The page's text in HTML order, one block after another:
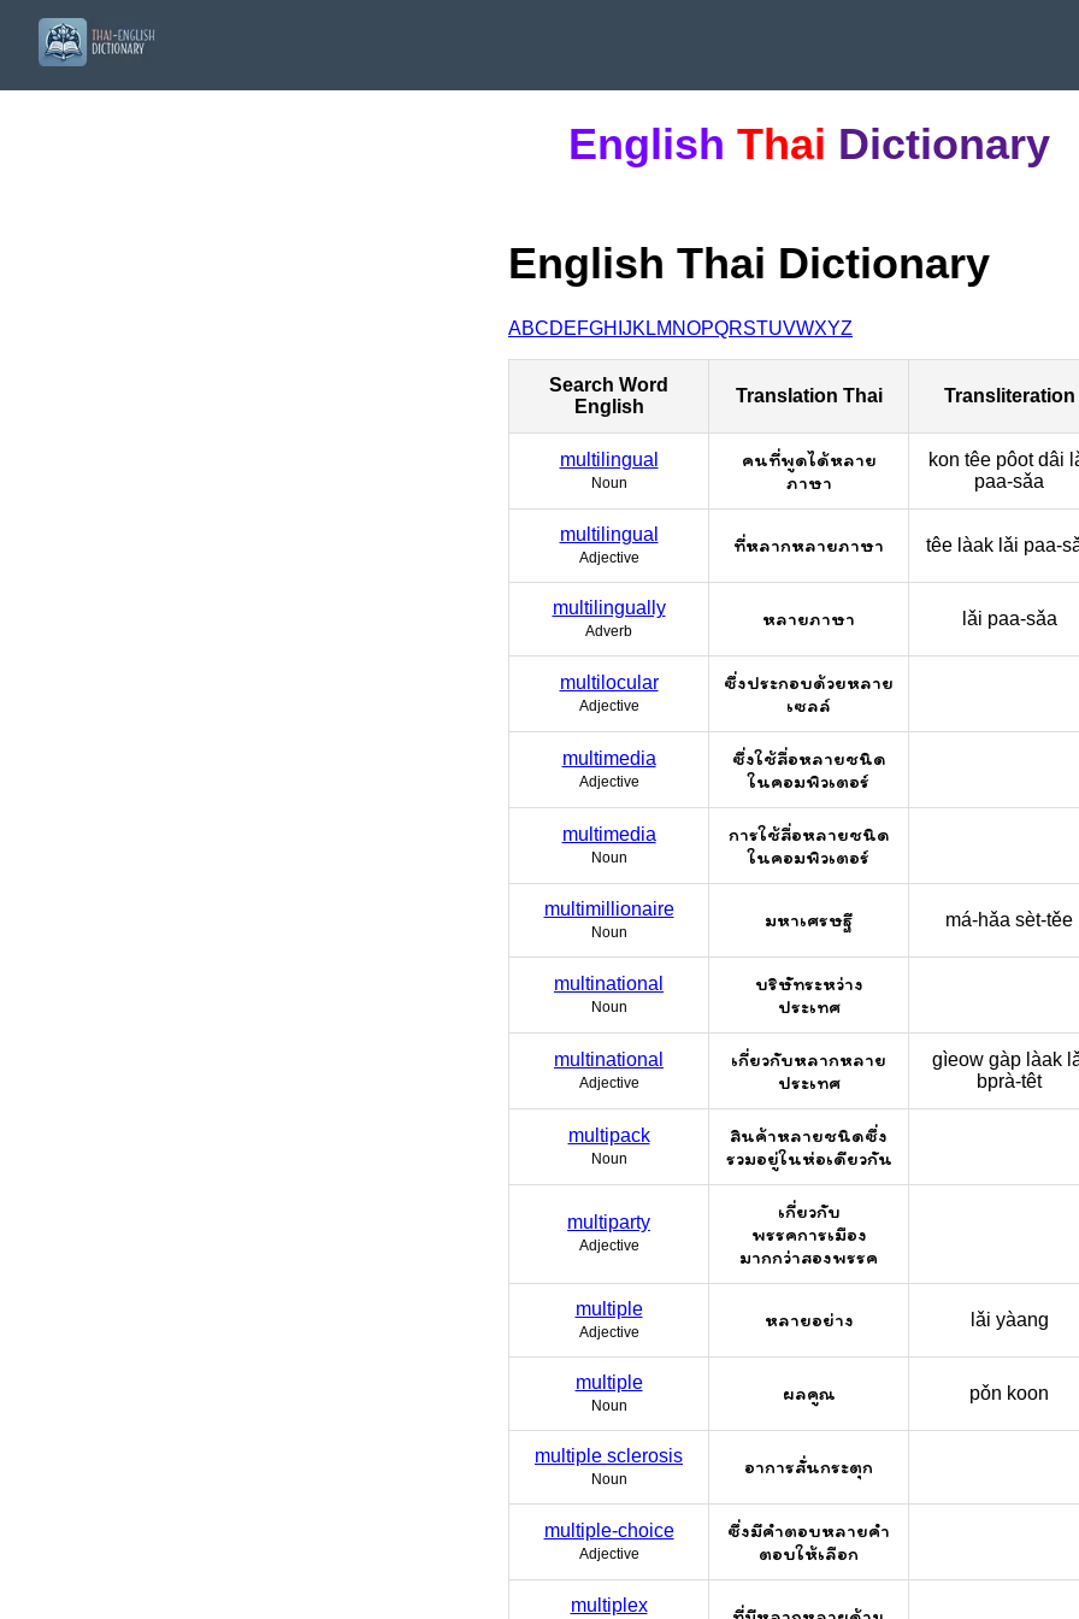
English Thai Dictionary
English Thai Dictionary
ABCDEFGH JK LM NOPQRSTUVWXYZ
Search Word
English
Translation Thai Transliteration
multilingual
Noun
คนที่พูดได้หลาย
ภาษา
kon têe pôot dâi
paa-sǎa
multilingual
Adjective
ที่หลากหลายภาษา têe làak lǎi paa-
multilingually
Adverb
หลายภาษา lǎi paa-sǎa
multilocular
Adjective
ซึ่งประกอบด้วยหลาย
เซลล์
multimedia
Adjective
ซึ่งใช้สื่อหลายชนิด
ในคอมพิวเตอร์
multimedia
Noun
การใช้สื่อหลายชนิด
ในคอมพิวเตอร์
multimillionaire
Noun
มหาเศรษฐี má-hǎa sèt-těe
multinational
Noun
บริษัทระหว่าง
ประเทศ
multinational
Adjective
เกี่ยวกับหลากหลาย
ประเทศ
gìeow gàp làak
bprà-têt
multipack
Noun
สินค้าหลายชนิดซึ่ง
รวมอยู่ในห่อเดียวกัน
multiparty
Adjective
เกี่ยวกับ
พรรคการเมือง
มากกว่าสองพรรค
multiple
Adjective
หลายอย่าง lǎi yàang
multiple
Noun
ผลคูณ pǒn koon
multiple sclerosis
Noun
อาการสั่นกระตุก
multiple-choice
Adjective
ซึ่งมีคำตอบหลายคำ
ตอบให้เลือก
multiplex